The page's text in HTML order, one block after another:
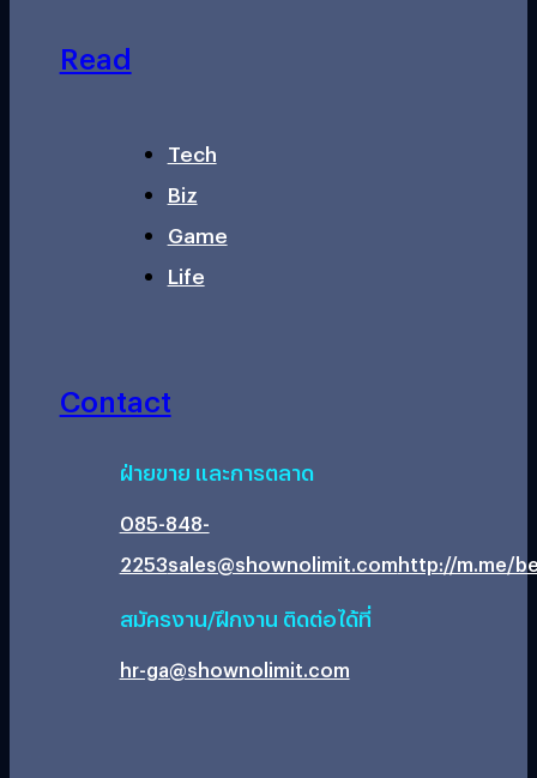
Read
Tech
Biz
Game
Life
Contact
ฝ่ายขาย และการตลาด
085-848-
2253sales@shownolimit.comhttp://m.me/
สมัครงาน/ฝึกงาน ติดต่อได้ที่
hr-ga@shownolimit.com